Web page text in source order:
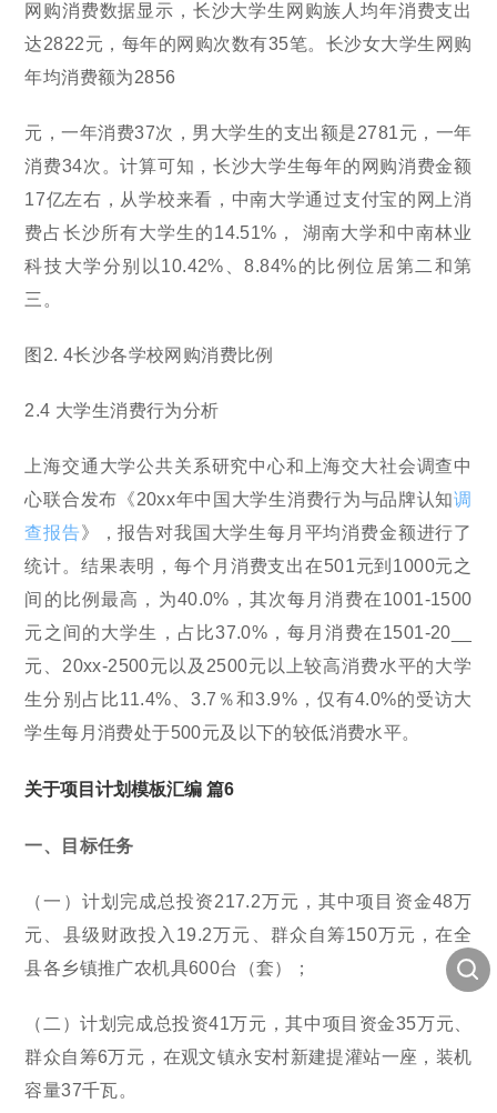
网购消费数据显示，长沙大学生网购族人均年消费支出
达2822元，每年的网购次数有35笔。长沙女大学生网购
年均消费额为2856
元，一年消费37次，男大学生的支出额是2781元，一年
消费34次。计算可知，长沙大学生每年的网购消费金额
17亿左右，从学校来看，中南大学通过支付宝的网上消
费占长沙所有大学生的14.51%， 湖南大学和中南林业
科技大学分别以10.42%、8.84%的比例位居第二和第
三。
图2. 4长沙各学校网购消费比例
2.4 大学生消费行为分析
上海交通大学公共关系研究中心和上海交大社会调查中
心联合发布《20xx年中国大学生消费行为与品牌认知调
查报告》，报告对我国大学生每月平均消费金额进行了
统计。结果表明，每个月消费支出在501元到1000元之
间的比例最高，为40.0%，其次每月消费在1001-1500
元之间的大学生，占比37.0%，每月消费在1501-20__
元、20xx-2500元以及2500元以上较高消费水平的大学
生分别占比11.4%、3.7％和3.9%，仅有4.0%的受访大
学生每月消费处于500元及以下的较低消费水平。
关于项目计划模板汇编 篇6
一、目标任务
（一）计划完成总投资217.2万元，其中项目资金48万
元、县级财政投入19.2万元、群众自筹150万元，在全
县各乡镇推广农机具600台（套）；
（二）计划完成总投资41万元，其中项目资金35万元、
群众自筹6万元，在观文镇永安村新建提灌站一座，装机
容量37千瓦。